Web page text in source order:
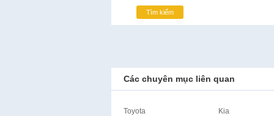
Tìm kiếm
Các chuyên mục liên quan
Toyota
Kia